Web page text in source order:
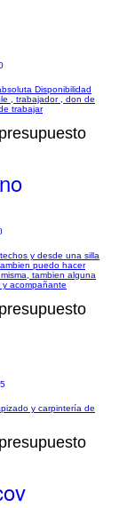
Disponibilidad
, trabajador , don de
trabajar
y desde una silla
puedo hacer
tambien alguna
acompañante
y carpintería de